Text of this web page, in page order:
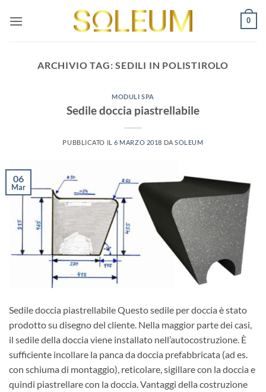
0
ARCHIVIO TAG:SEDILI IN POLISTIROLO
MODULI SPA
Sedile doccia piastrellabile
PUBBLICATO IL6 MARZO 2018 DASOLEUM
06
Mar
Sedile doccia piastrellabile Questo sedile per doccia è stato
prodotto su disegno del cliente. Nella maggior parte dei casi,
il sedile della doccia viene installato nell’autocostruzione. È
sufficiente incollare la panca da doccia prefabbricata (ad es.
con schiuma di montaggio), reticolare, sigillare con la doccia e
quindi piastrellare con la doccia. Vantaggi della costruzione